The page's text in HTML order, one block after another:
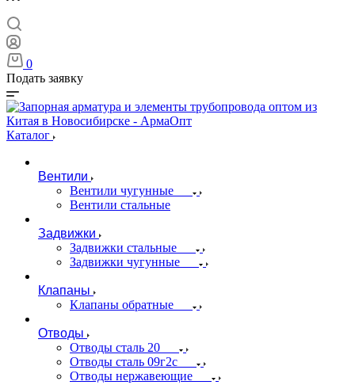
0
Подать заявку
Каталог
Вентили
Вентили чугунные
Вентили стальные
Задвижки
Задвижки стальные
Задвижки чугунные
Клапаны
Клапаны обратные
Отводы
Отводы сталь 20
Отводы сталь 09г2с
Отводы нержавеющие